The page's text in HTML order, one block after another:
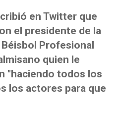
en Twitter que
el presidente de la
Profesional
quien le
"haciendo todos los
los actores para que